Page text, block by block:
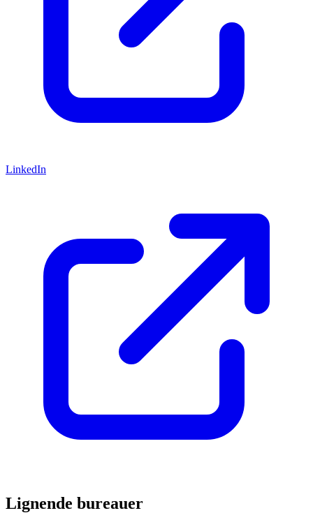
LinkedIn
Lignende bureauer